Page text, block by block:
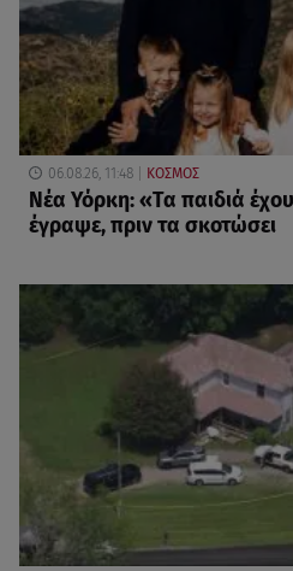
06.08.26, 11:48 ΚΟΣΜΟΣ
Νέα Υόρκη: «Τα παιδιά
έγραψε, πριν τα σκοτώσει